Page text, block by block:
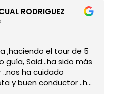
el tour de 5
sido más
conductor ..ha
grupo
Desde